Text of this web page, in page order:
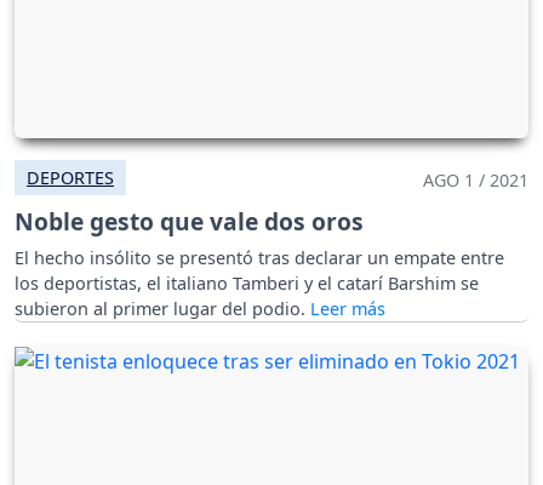
DEPORTES AGO 1 / 2021
Noble gesto que vale dos oros
El hecho insólito se presentó tras declarar un empate entre
los deportistas, el italiano Tamberi y el catarí Barshim se
subieron al primer lugar del podio.